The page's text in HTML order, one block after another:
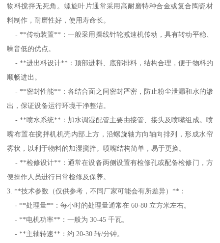
物料搅拌无死角。螺旋叶片通常采用高耐磨特种合金或复合陶瓷材
料制作，耐磨性好，使用寿命长。
- **传动装置**：一般采用摆线针轮减速机传动，具有转动平稳、
噪音低的优点。
- **进出料设计**：顶部进料、底部排料，结构合理，便于物料的
顺畅进出。
- **密封性能**：各结合面之间密封严密，防止粉尘泄漏和水的渗
出，保证设备运行环境干净整洁。
- **喷水系统**：加水调湿配管主要由接管、接头及喷嘴组成。喷
嘴布置在搅拌机机壳内部上方，沿螺旋轴方向轴向排列，形成水帘
雾状，以利于物料的加湿搅拌。喷嘴结构简单，易于更换。
- **检修设计**：通常在设备两侧设置有检修孔或配备检修门，方
便操作人员进行日常检修及保养。
3. **技术参数（仅供参考，不同厂家可能会有所差异）**：
- **处理量**：每小时的处理量通常在 60-80 立方米左右。
- **电机功率**：一般为 30-45 千瓦。
- **主轴转速**：约 20-30 转/分钟。